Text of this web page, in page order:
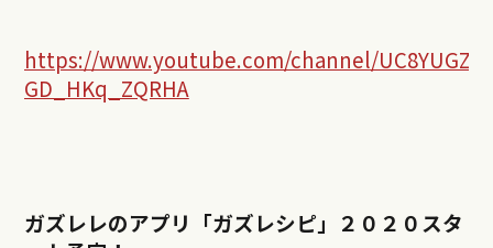
https://www.youtube.com/channel/
GD_HKq_ZQRHA
ガズレレのアプリ「ガズレシピ」２０２０スタ